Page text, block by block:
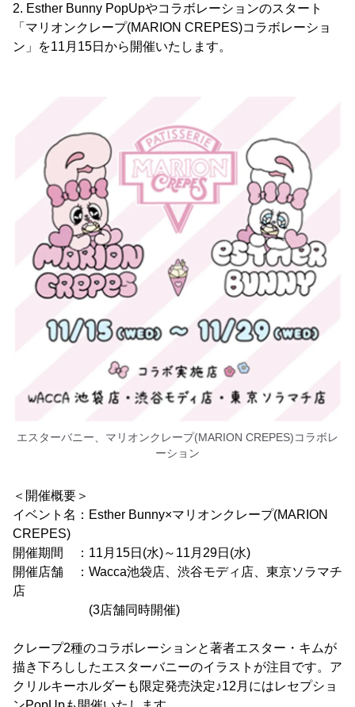
2. Esther Bunny PopUpやコラボレーションのスタート
「マリオンクレープ(MARION CREPES)コラボレーショ
ン」を11月15日から開催いたします。
エスターバニー、マリオンクレープ(MARION CREPES)コラボレ
ーション
＜開催概要＞
イベント名：Esther Bunny×マリオンクレープ(MARION
CREPES)
開催期間 ：11月15日(水)～11月29日(水)
開催店舗 ：Wacca池袋店、渋谷モディ店、東京ソラマチ
店
(3店舗同時開催)
クレープ2種のコラボレーションと著者エスター・キムが
描き下ろししたエスターバニーのイラストが注目です。ア
クリルキーホルダーも限定発売決定♪12月にはレセプショ